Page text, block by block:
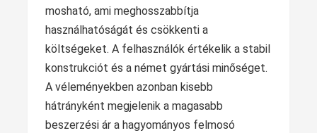
mosható, ami meghosszabbítja
használhatóságát és csökkenti a
költségeket. A felhasználók értékelik a stabil
konstrukciót és a német gyártási minőséget.
A véleményekben azonban kisebb
hátrányként megjelenik a magasabb
beszerzési ár a hagyományos felmosó